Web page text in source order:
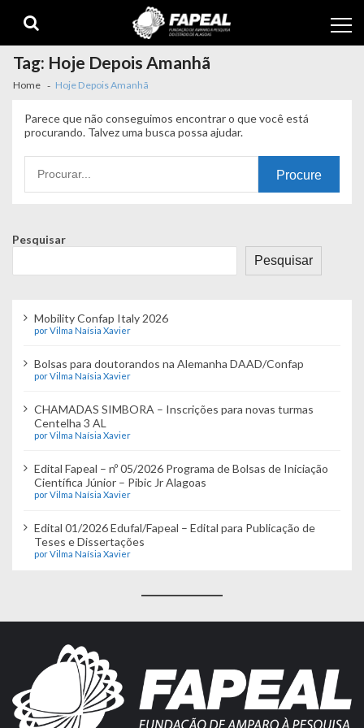
navigation
content
Tag: Hoje Depois Amanhã
Home Hoje Depois Amanhã
Parece que não conseguimos encontrar o que você está
procurando. Talvez uma busca possa ajudar.
por:
Pesquisar
Pesquisar
Mobility Confap Italy 2026
por Vilma Naísia Xavier
Bolsas para doutorandos na Alemanha DAAD/Confap
por Vilma Naísia Xavier
CHAMADAS SIMBORA – Inscrições para novas turmas
Centelha 3 AL
por Vilma Naísia Xavier
Edital Fapeal – nº 05/2026 Programa de Bolsas de Iniciação
Científica Júnior – Pibic Jr Alagoas
por Vilma Naísia Xavier
Edital 01/2026 Edufal/Fapeal – Edital para Publicação de
Teses e Dissertações
por Vilma Naísia Xavier